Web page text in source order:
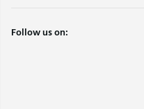
Follow us on: